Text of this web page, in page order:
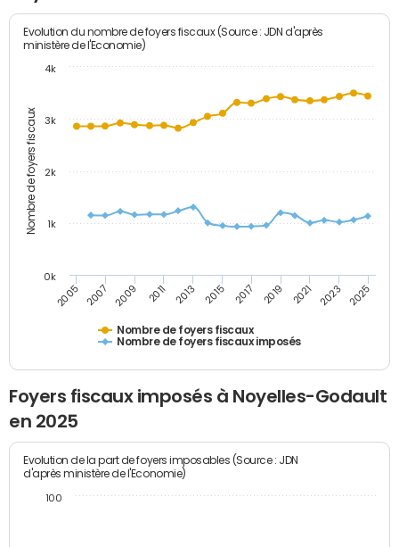
Nombre de foyers fiscaux
Evolution du nombre de foyers fiscaux (Source : JDN d'après
ministère de l'Economie)
Nombre de foyers fiscaux
Nombre de foyers fiscaux imposés
2005 2007 2009 2011 2013 2015 2017 2019 2021 2023 2025
0k
1k
2k
3k
4k
Foyers fiscaux imposés à Noyelles-Godault
en 2025
Evolution de la part de foyers imposables (Source : JDN
d'après ministère de l'Economie)
100